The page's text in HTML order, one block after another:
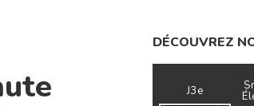
DÉCOUVREZ
J3e